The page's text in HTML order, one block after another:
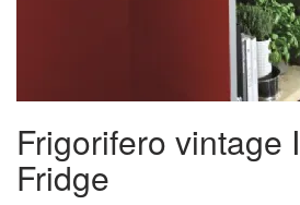
Frigorifero vintage
Fridge